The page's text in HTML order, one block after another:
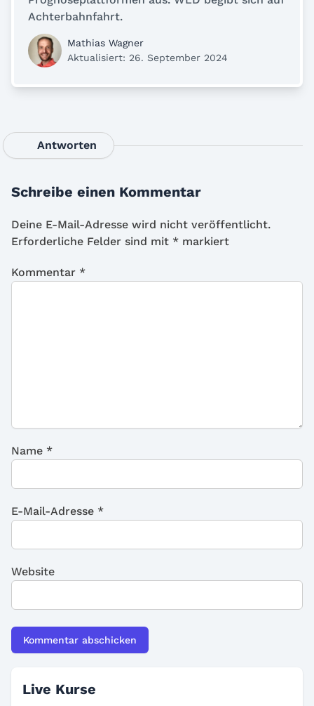
Achterbahnfahrt.
Mathias Wagner
Aktualisiert: 26. September 2024
Antworten
Schreibe einen Kommentar
Deine E-Mail-Adresse wird nicht veröffentlicht.
Erforderliche Felder sind mit * markiert
Kommentar *
Name *
E-Mail-Adresse *
Website
Live Kurse